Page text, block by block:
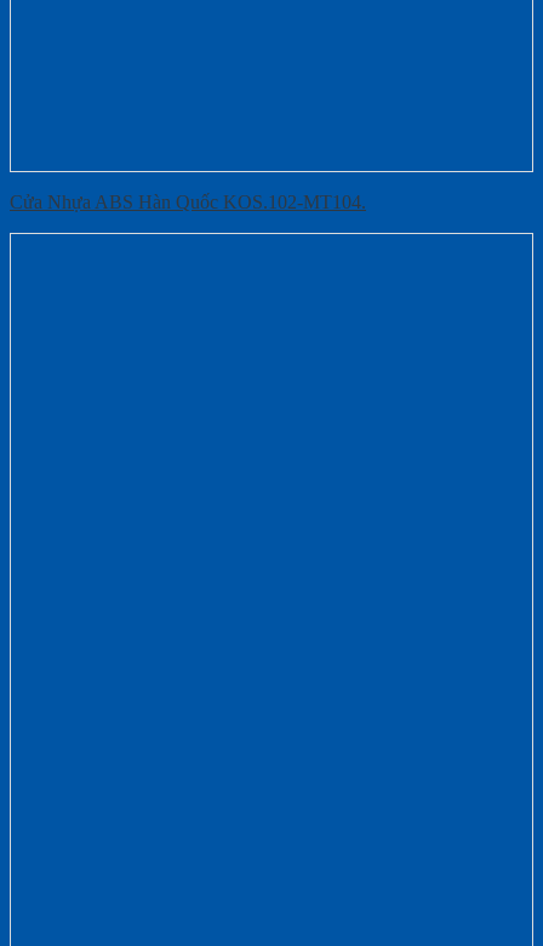
Cửa Nhựa ABS Hàn Quốc KOS.102-MT104.